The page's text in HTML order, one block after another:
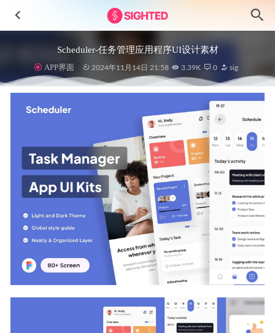
Scheduler-任务管理应用程序UI设计素材
APP界面 2024年11月14日 21:58 3.39K 0 sig
支付宝小程序官方UI 组件库 .sketch素材
2022-01-09
Microsoft Teams saas服务ui设计 .fig素材
2022-01-24
Pump House成套健身app ui设计 .fig .xd .sketch素材
2022-04-
04
Eltos电商app ui设计素材 .xd源文件 2022-06-17
TransferMe成套金融app ui设计素材 .fig .xd .sketch源文件
2022-04-17